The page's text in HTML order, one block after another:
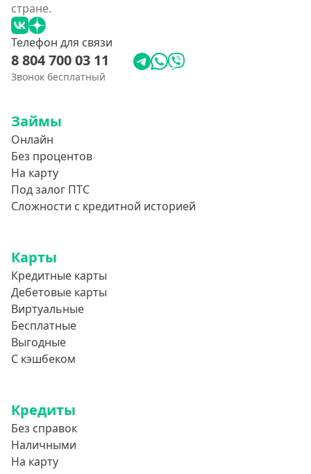
стране.
Телефон для связи
8 804 700 03 11
Звонок бесплатный
Займы
Онлайн
Без процентов
На карту
Под залог ПТС
Сложности с кредитной историей
Карты
Кредитные карты
Дебетовые карты
Виртуальные
Бесплатные
Выгодные
С кэшбеком
Кредиты
Без справок
Наличными
На карту